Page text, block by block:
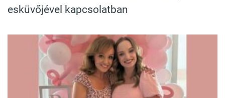
esküvőjével kapcsolatban